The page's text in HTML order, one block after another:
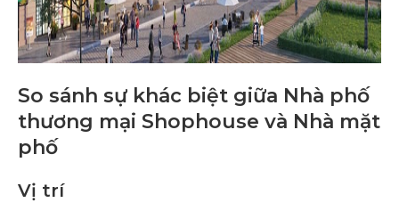
So sánh sự khác biệt giữa Nhà phố
thương mại Shophouse và Nhà mặt
phố
Vị trí